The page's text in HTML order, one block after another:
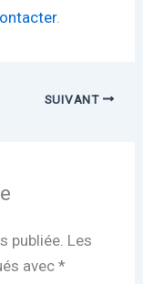
.
SUIVANT
publiée. Les
avec *